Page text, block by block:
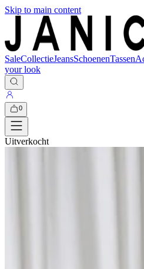
Skip to main content
SaleCollectieJeansSchoenenTassen
your look
0
Uitverkocht